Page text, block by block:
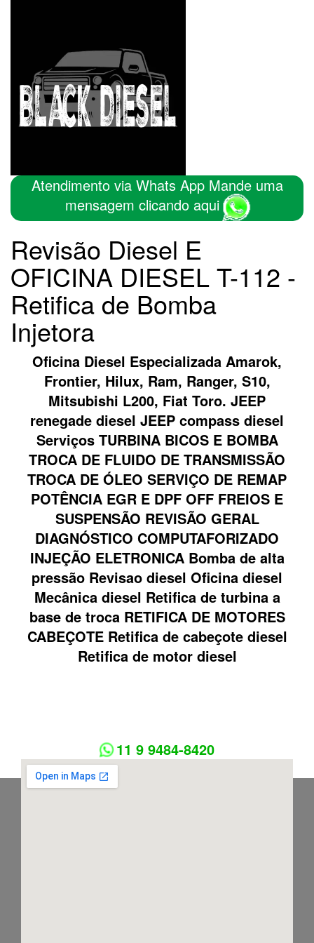
Atendimento via Whats App Mande uma
mensagem clicando aqui
Revisão Diesel E
OFICINA DIESEL T-112 -
Retifica de Bomba
Injetora
Oficina Diesel Especializada Amarok,
Frontier, Hilux, Ram, Ranger, S10,
Mitsubishi L200, Fiat Toro. JEEP
renegade diesel JEEP compass diesel
Serviços TURBINA BICOS E BOMBA
TROCA DE FLUIDO DE TRANSMISSÃO
TROCA DE ÓLEO SERVIÇO DE REMAP
POTÊNCIA EGR E DPF OFF FREIOS E
SUSPENSÃO REVISÃO GERAL
DIAGNÓSTICO COMPUTAFORIZADO
INJEÇÃO ELETRONICA Bomba de alta
pressão Revisao diesel Oficina diesel
Mecânica diesel Retifica de turbina a
base de troca RETIFICA DE MOTORES
CABEÇOTE Retifica de cabeçote diesel
Retifica de motor diesel
11 9 9484-8420